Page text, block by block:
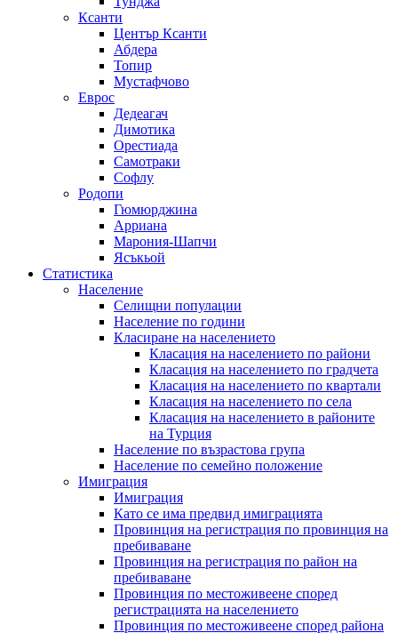
Ксанти
Център Ксанти
Абдера
Топир
Мустафчово
Еврос
Дедеагач
Димотика
Орестиада
Самотраки
Софлу
Родопи
Гюмюрджина
Арриана
Марония-Шапчи
Ясъкьой
Статистика
Население
Селищни популации
Население по години
Класиране на населението
Класация на населението по райони
Класация на населението по градчета
Класация на населението по квартали
Класация на населението по села
Класация на населението в районите
на Турция
Население по възрастова група
Население по семейно положение
Имиграция
Имиграция
Като се има предвид имиграцията
Провинция на регистрация по провинция на
пребиваване
Провинция на регистрация по район на
пребиваване
Провинция по местоживеене според
регистрацията на населението
Провинция по местоживеене според района